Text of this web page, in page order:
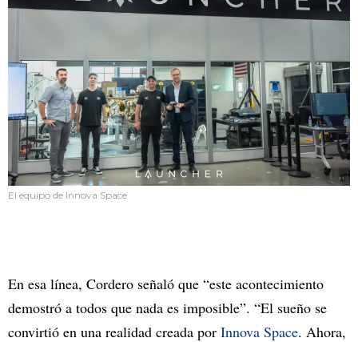
El equipo de Innova Space
En esa línea, Cordero señaló que “este acontecimiento
demostró a todos que nada es imposible”. “El sueño se
convirtió en una realidad creada por Innova Space. Ahora,